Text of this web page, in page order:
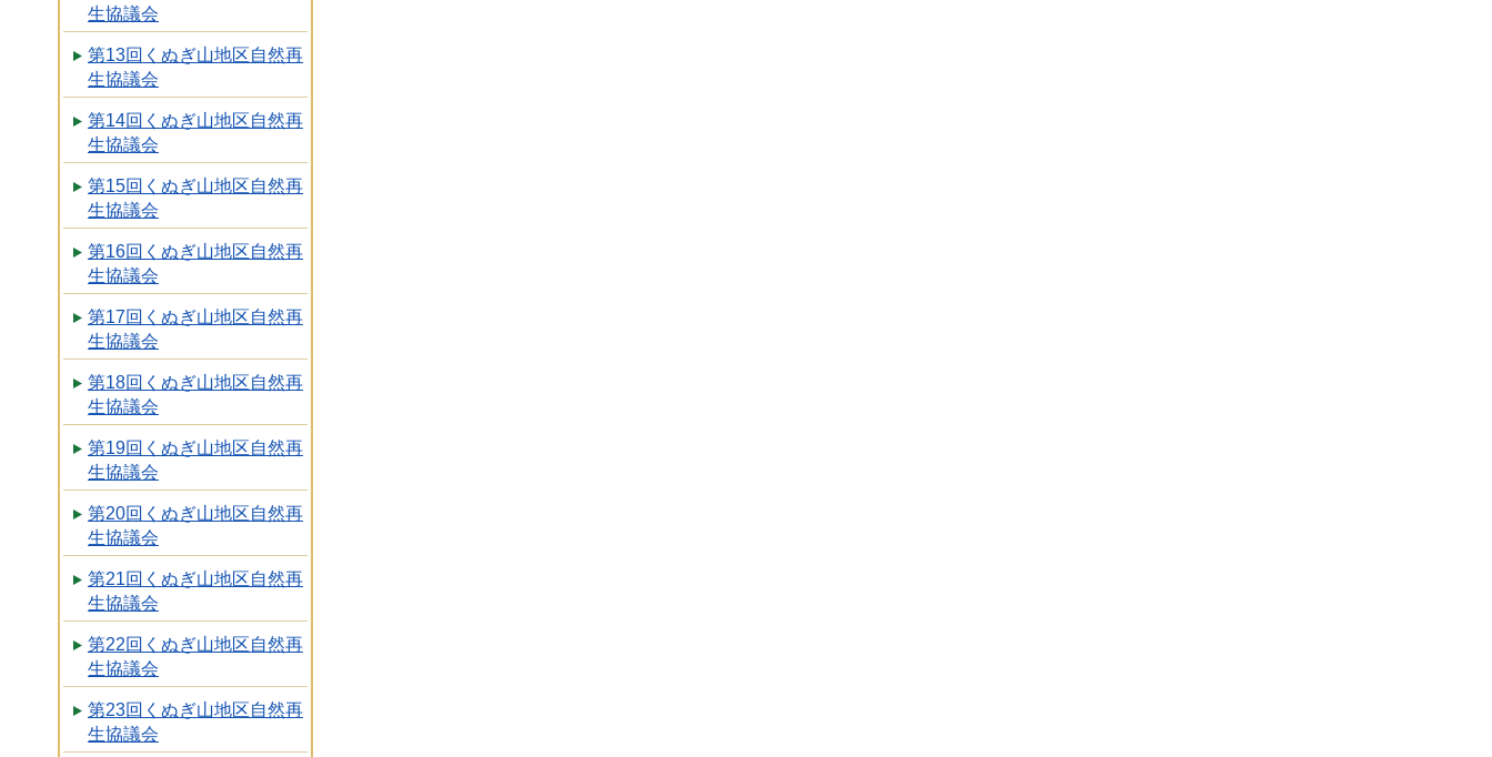
生協議会
第13回くぬぎ山地区自然再
生協議会
第14回くぬぎ山地区自然再
生協議会
第15回くぬぎ山地区自然再
生協議会
第16回くぬぎ山地区自然再
生協議会
第17回くぬぎ山地区自然再
生協議会
第18回くぬぎ山地区自然再
生協議会
第19回くぬぎ山地区自然再
生協議会
第20回くぬぎ山地区自然再
生協議会
第21回くぬぎ山地区自然再
生協議会
第22回くぬぎ山地区自然再
生協議会
第23回くぬぎ山地区自然再
生協議会